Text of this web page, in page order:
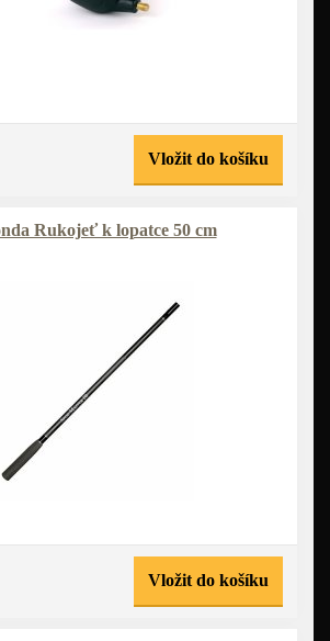
Vložit do košíku
Rukojeť k lopatce 50 cm
Vložit do košíku